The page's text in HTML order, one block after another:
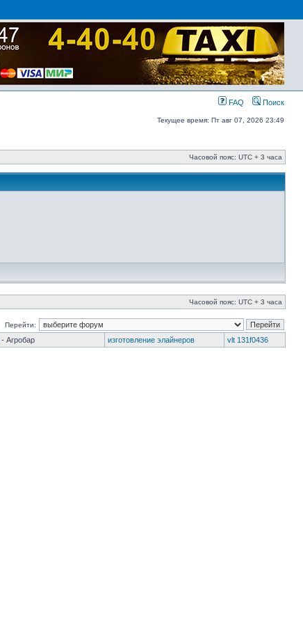
FAQ Поиск
Текущее время: Пт авг 07, 2026 23:49
Часовой пояс: UTC + 3 часа
Часовой пояс: UTC + 3 часа
Перейти:
- Агробар изготовление элайнеров vlt 131f0436